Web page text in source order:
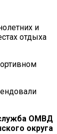
и
отдыха
ОМВД
округа